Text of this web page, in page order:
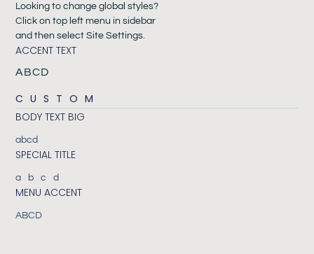
Looking to change global styles?
Click on top left menu in sidebar
and then select Site Settings.
ACCENT TEXT
ABCD
CUSTOM
BODY TEXT BIG
abcd
SPECIAL TITLE
abcd
MENU ACCENT
ABCD